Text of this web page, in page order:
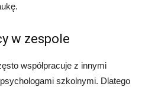
w zespole
współpracuje z innymi
szkolnymi. Dlatego